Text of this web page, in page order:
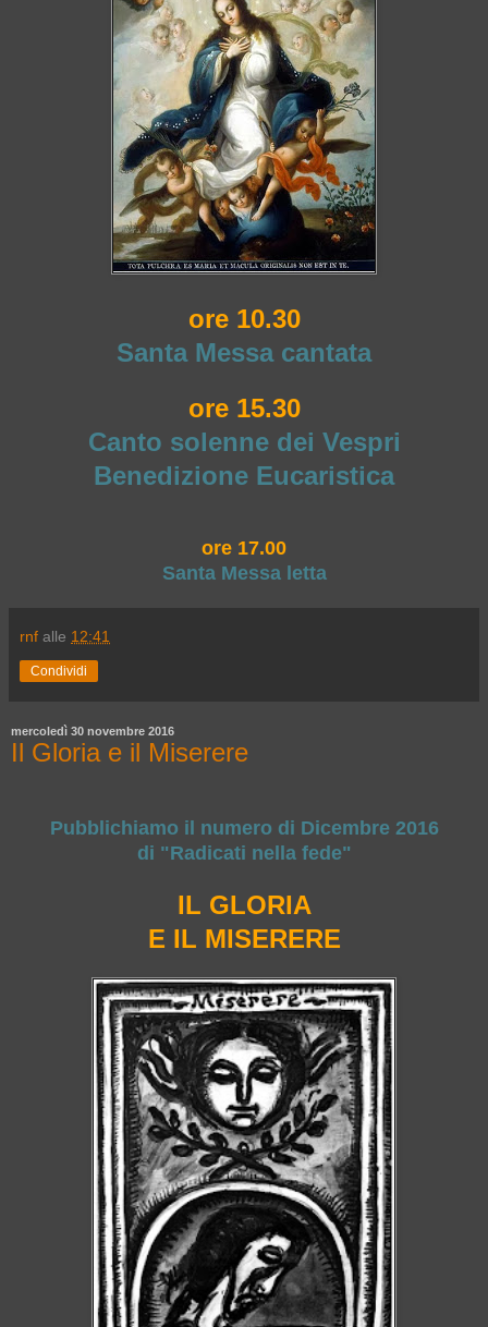
ore 10.30
Santa Messa cantata
ore 15.30
Canto solenne dei Vespri
Benedizione Eucaristica
ore 17.00
Santa Messa letta
rnf alle 12:41
Condividi
mercoledì 30 novembre 2016
Il Gloria e il Miserere
Pubblichiamo il numero di Dicembre 2016
di "Radicati nella fede"
IL GLORIA
E IL MISERERE